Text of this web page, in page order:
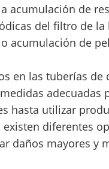
acumulación de
del filtro de
acumulación de
en las tuberías
hasta utilizar
diferentes
daños mayores y